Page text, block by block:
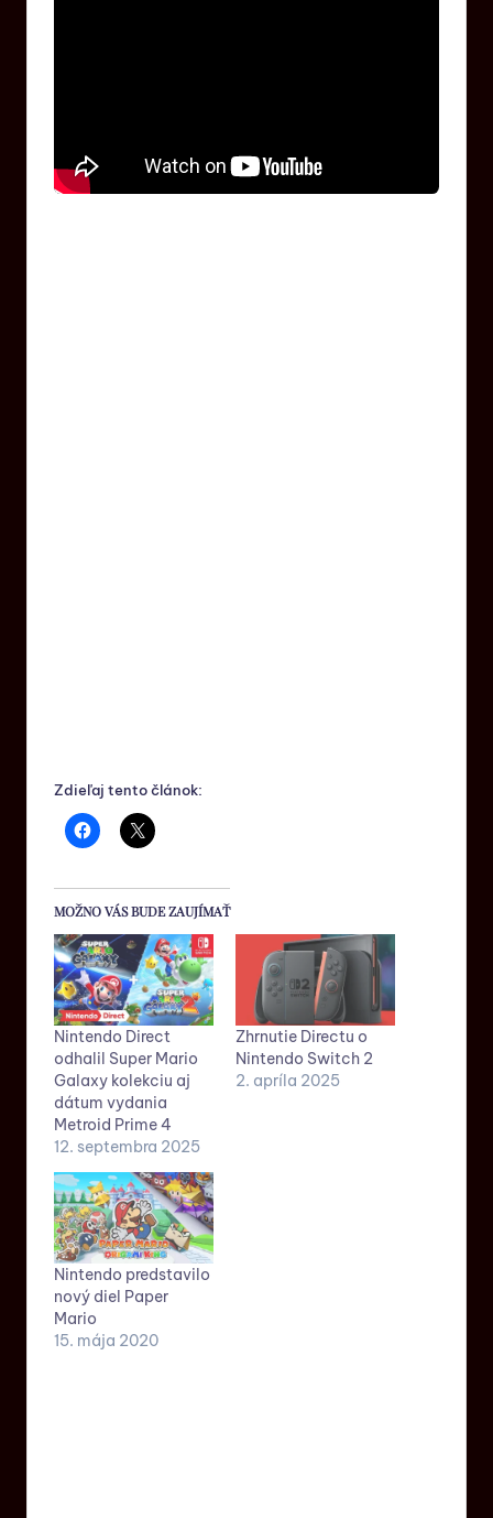
Zdieľaj tento článok:
MOŽNO VÁS BUDE ZAUJÍMAŤ
Nintendo Direct
odhalil Super Mario
Galaxy kolekciu aj
dátum vydania
Metroid Prime 4
12. septembra 2025
Zhrnutie Directu o
Nintendo Switch 2
2. apríla 2025
Nintendo predstavilo
nový diel Paper
Mario
15. mája 2020